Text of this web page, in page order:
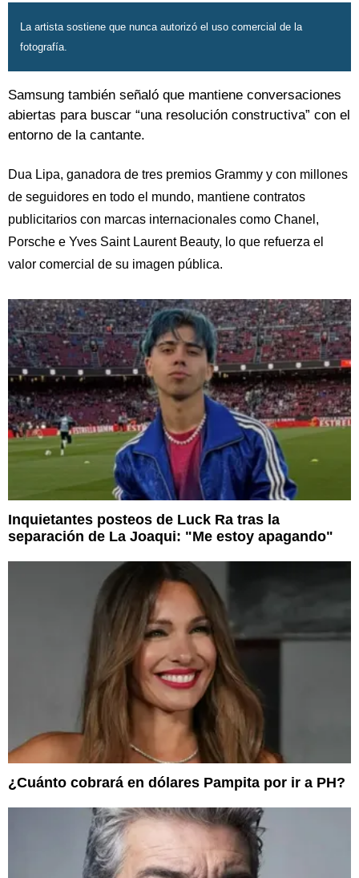
La artista sostiene que nunca autorizó el uso comercial de la
fotografía.
Samsung también señaló que mantiene conversaciones
abiertas para buscar “una resolución constructiva” con el
entorno de la cantante.
Dua Lipa, ganadora de tres premios Grammy y con millones
de seguidores en todo el mundo, mantiene contratos
publicitarios con marcas internacionales como Chanel,
Porsche e Yves Saint Laurent Beauty, lo que refuerza el
valor comercial de su imagen pública.
Inquietantes posteos de Luck Ra tras la
separación de La Joaqui: "Me estoy apagando"
¿Cuánto cobrará en dólares Pampita por ir a PH?